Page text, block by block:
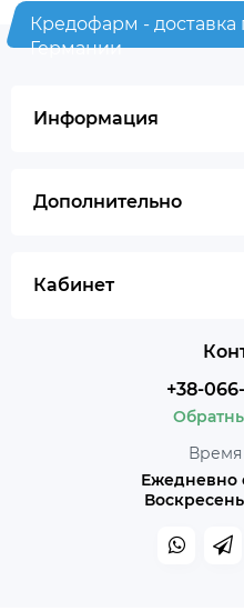
Кредофарм - доставка
Германии
Информация
Дополнительно
Кабинет
+38-
Время
Ежедневно